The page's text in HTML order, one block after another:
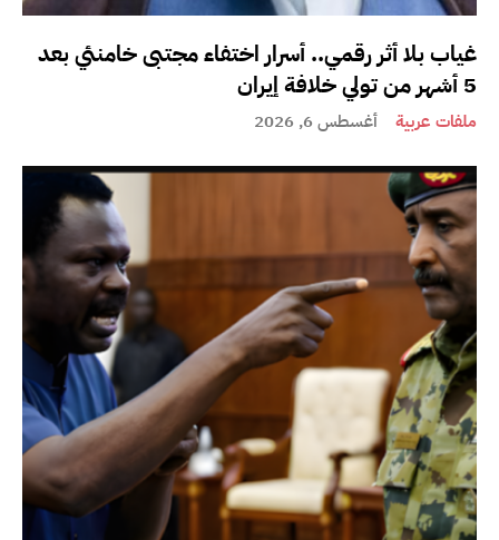
غياب بلا أثر رقمي.. أسرار اختفاء مجتبى خامنئي بعد
5 أشهر من تولي خلافة إيران
ملفات عربية أغسطس 6, 2026